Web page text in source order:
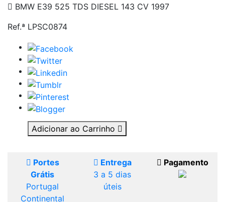
BMW E39 525 TDS DIESEL 143 CV 1997
Ref.ª LPSC0874
Adicionar ao Carrinho
Portes
Grátis
Portugal
Continental
Entrega
3 a 5 dias
úteis
Pagamento